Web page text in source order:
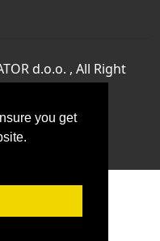
you get
d.o.o. , All Right
Statement
doo